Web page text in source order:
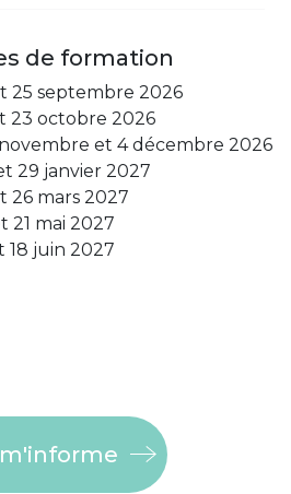
de formation
25 septembre 2026
23 octobre 2026
et 4 décembre 2026
29 janvier 2027
26 mars 2027
21 mai 2027
18 juin 2027